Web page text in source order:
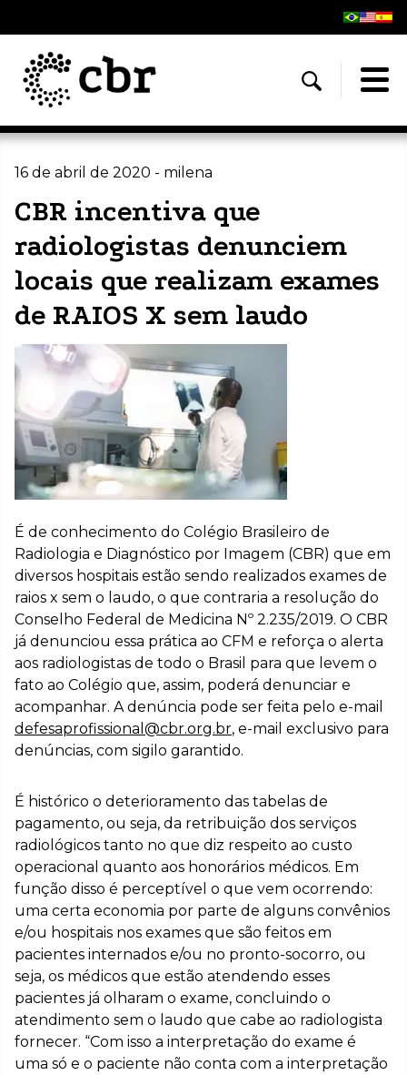
16 de abril de 2020 - milena
CBR incentiva que
radiologistas denunciem
locais que realizam exames
de RAIOS X sem laudo
É de conhecimento do Colégio Brasileiro de
Radiologia e Diagnóstico por Imagem (CBR) que em
diversos hospitais estão sendo realizados exames de
raios x sem o laudo, o que contraria a resolução do
Conselho Federal de Medicina Nº 2.235/2019. O CBR
já denunciou essa prática ao CFM e reforça o alerta
aos radiologistas de todo o Brasil para que levem o
fato ao Colégio que, assim, poderá denunciar e
acompanhar. A denúncia pode ser feita pelo e-mail
defesaprofissional@cbr.org.br, e-mail exclusivo para
denúncias, com sigilo garantido.
É histórico o deterioramento das tabelas de
pagamento, ou seja, da retribuição dos serviços
radiológicos tanto no que diz respeito ao custo
operacional quanto aos honorários médicos. Em
função disso é perceptível o que vem ocorrendo:
uma certa economia por parte de alguns convênios
e/ou hospitais nos exames que são feitos em
pacientes internados e/ou no pronto-socorro, ou
seja, os médicos que estão atendendo esses
pacientes já olharam o exame, concluindo o
atendimento sem o laudo que cabe ao radiologista
fornecer. “Com isso a interpretação do exame é
uma só e o paciente não conta com a interpretação